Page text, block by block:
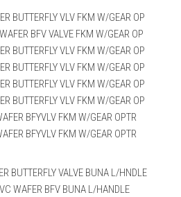
BUTTERFLY VLV FKM W/GEAR OP
BFV VALVE FKM W/GEAR OP
BUTTERFLY VLV FKM W/GEAR OP
BUTTERFLY VLV FKM W/GEAR OP
BUTTERFLY VLV FKM W/GEAR OP
BUTTERFLY VLV FKM W/GEAR OP
BFYVLV FKM W/GEAR OPTR
BFYVLV FKM W/GEAR OPTR
BUTTERFLY VALVE BUNA L/HNDLE
WAFER BFV BUNA L/HANDLE